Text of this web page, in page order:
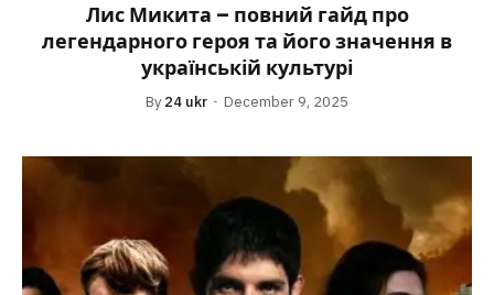
Лис Микита – повний гайд про
легендарного героя та його значення в
українській культурі
By 24 ukr December 9, 2025